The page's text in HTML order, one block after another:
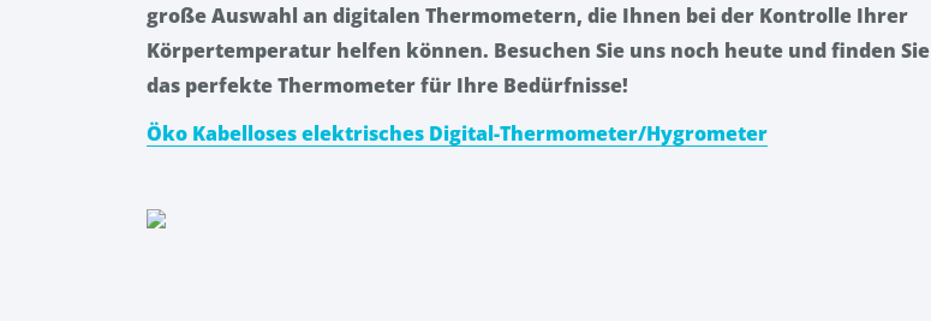
große Auswahl an digitalen Thermometern, die Ihnen bei der Kontrolle Ihrer
Körpertemperatur helfen können. Besuchen Sie uns noch heute und finden Sie
das perfekte Thermometer für Ihre Bedürfnisse!
Öko Kabelloses elektrisches Digital-Thermometer/Hygrometer